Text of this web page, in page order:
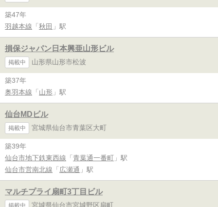
築47年
羽越本線 「 秋田 」駅
損保ジャパン日本興亜山形ビル
掲載中 山形県山形市松波
築37年
奥羽本線 「 山形 」駅
仙台MDビル
掲載中 宮城県仙台市青葉区大町
築39年
仙台市地下鉄東西線 「 青葉通一番町 」駅
仙台市営南北線 「 広瀬通 」駅
マルチプライ扇町3丁目ビル
掲載中 宮城県仙台市宮城野区扇町